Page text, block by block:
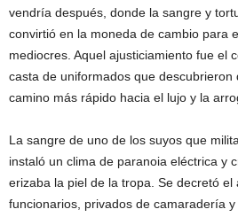
vendría después, donde la sangre y
convirtió en la moneda de cambio para
mediocres. Aquel ajusticiamiento fue el
casta de uniformados que descubrieron
camino más rápido hacia el lujo y la
La sangre de uno de los suyos que
instaló un clima de paranoia eléctrica y
erizaba la piel de la tropa. Se decretó
funcionarios, privados de camaradería